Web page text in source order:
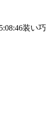
装い巧